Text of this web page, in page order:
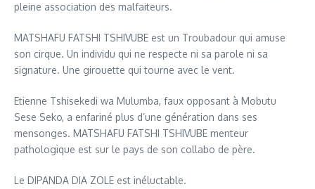
pleine association des malfaiteurs.
MATSHAFU FATSHI TSHIVUBE est un Troubadour qui amuse
son cirque. Un individu qui ne respecte ni sa parole ni sa
signature. Une girouette qui tourne avec le vent.
Etienne Tshisekedi wa Mulumba, faux opposant à Mobutu
Sese Seko, a enfariné plus d’une génération dans ses
mensonges. MATSHAFU FATSHI TSHIVUBE menteur
pathologique est sur le pays de son collabo de père.
Le DIPANDA DIA ZOLE est inéluctable.